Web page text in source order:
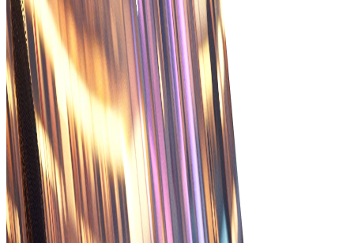
Παρακολούθηση σε πραγματικό χρόνο
Παρακολουθήστε την κατάσταση των παραγγελιών
σε πραγματικό χρόνο για να διασφαλίσετε ακριβείς
χρόνους παράδοσης και άμεση επίλυση
προβλημάτων.